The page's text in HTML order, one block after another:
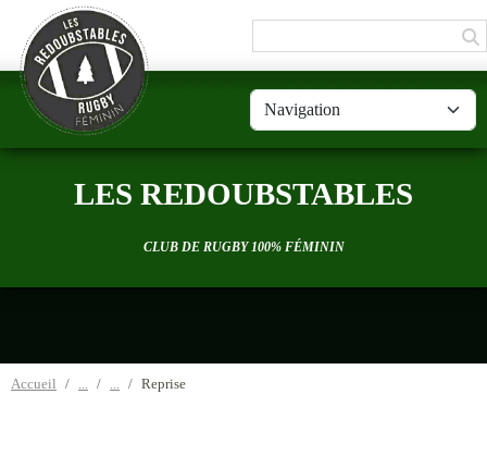
LES REDOUBSTABLES
CLUB DE RUGBY 100% FÉMININ
Accueil Reprise
Panneau de gestion des cookies